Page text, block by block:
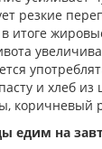
резкие
итоге
и хлеб из
коричневый
едим на